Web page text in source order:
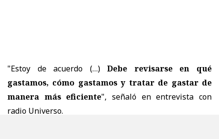
"Estoy de acuerdo (…)Debe revisarse en qué
gastamos, cómo gastamos y tratar de gastar de
manera más eficiente", señaló en entrevista con
radio Universo.